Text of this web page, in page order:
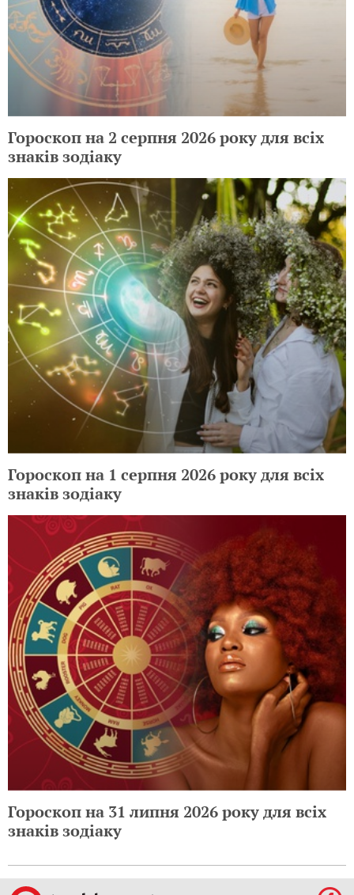
Гороскоп на 2 серпня 2026 року для всіх
знаків зодіаку
Гороскоп на 1 серпня 2026 року для всіх
знаків зодіаку
Гороскоп на 31 липня 2026 року для всіх
знаків зодіаку